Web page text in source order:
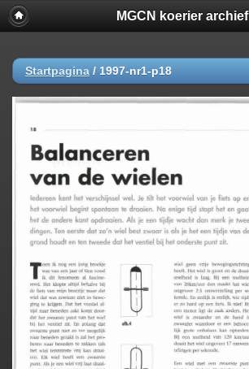
MGCN koerier archief
Startpagina / 1997-nr1-p18